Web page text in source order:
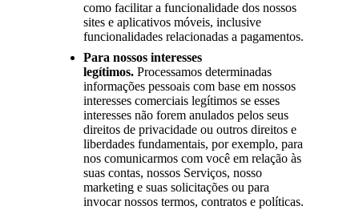
como facilitar a funcionalidade dos nossos
sites e aplicativos móveis, inclusive
funcionalidades relacionadas a pagamentos.
Para nossos interesses
legítimos. Processamos determinadas
informações pessoais com base em nossos
interesses comerciais legítimos se esses
interesses não forem anulados pelos seus
direitos de privacidade ou outros direitos e
liberdades fundamentais, por exemplo, para
nos comunicarmos com você em relação às
suas contas, nossos Serviços, nosso
marketing e suas solicitações ou para
invocar nossos termos, contratos e políticas.